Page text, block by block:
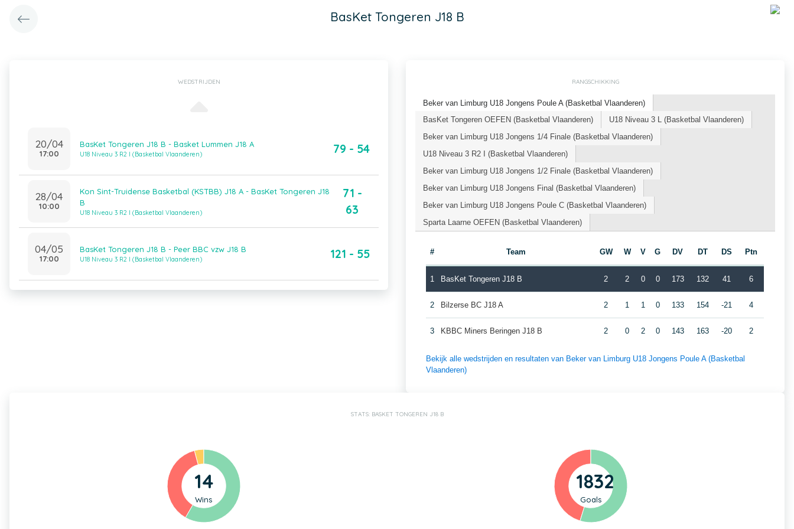
BasKet Tongeren J18 B
WEDSTRIJDEN
20/04
17:00
BasKet Tongeren J18 B - Basket Lummen J18 A
U18 Niveau 3 R2 I (Basketbal Vlaanderen) 79 - 54
28/04
10:00
Kon Sint-Truidense Basketbal (KSTBB) J18 A - BasKet Tongeren J18
B
U18 Niveau 3 R2 I (Basketbal Vlaanderen)
71 -
63
04/05
17:00
BasKet Tongeren J18 B - Peer BBC vzw J18 B
U18 Niveau 3 R2 I (Basketbal Vlaanderen) 121 - 55
RANGSCHIKKING
Beker van Limburg U18 Jongens Poule A (Basketbal Vlaanderen)
BasKet Tongeren OEFEN (Basketbal Vlaanderen)
U18 Niveau 3 L (Basketbal Vlaanderen)
Beker van Limburg U18 Jongens 1/4 Finale (Basketbal Vlaanderen)
U18 Niveau 3 R2 I (Basketbal Vlaanderen)
Beker van Limburg U18 Jongens 1/2 Finale (Basketbal Vlaanderen)
Beker van Limburg U18 Jongens Final (Basketbal Vlaanderen)
Beker van Limburg U18 Jongens Poule C (Basketbal Vlaanderen)
Sparta Laarne OEFEN (Basketbal Vlaanderen)
# Team GW W V G DV DT DS Ptn
1 BasKet Tongeren J18 B 2 2 0 0 173 132 41 6
2 Bilzerse BC J18 A 2 1 1 0 133 154 -21 4
3 KBBC Miners Beringen J18 B 2 0 2 0 143 163 -20 2
Bekijk alle wedstrijden en resultaten van Beker van Limburg U18 Jongens Poule A (Basketbal
Vlaanderen)
STATS: BASKET TONGEREN J18 B
14
Wins
1832
Goals